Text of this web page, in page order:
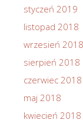
styczeń 2019
listopad 2018
wrzesień 2018
sierpień 2018
czerwiec 2018
maj 2018
kwiecień 2018